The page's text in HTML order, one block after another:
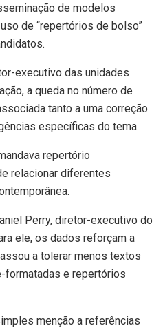
de modelos
de “repertórios de bolso”
executivo das unidades
a queda no número de
tanto a uma correção
específicas do tema.
repertório
relacionar diferentes
Perry, diretor-executivo do
ele, os dados reforçam a
a tolerar menos textos
formatadas e repertórios
menção a referências